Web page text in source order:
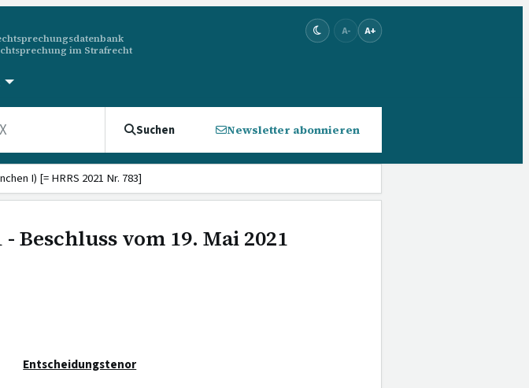
im Strafrecht
A- A+
Suchen Newsletter abonnieren
I) [= HRRS 2021 Nr. 783]
- Beschluss vom 19. Mai 2021
Entscheidungstenor